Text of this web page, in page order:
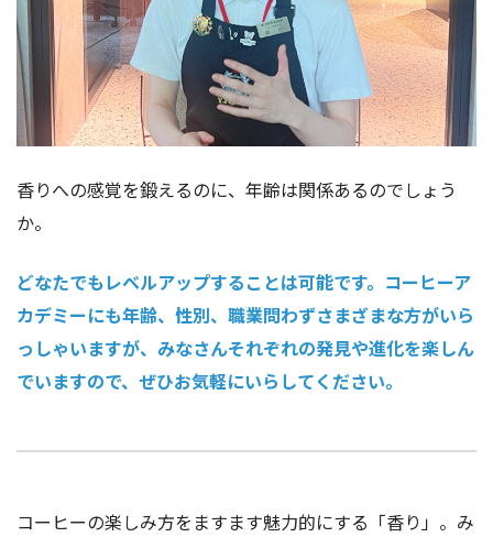
香りへの感覚を鍛えるのに、年齢は関係あるのでしょう
か。
どなたでもレベルアップすることは可能です。コーヒーア
カデミーにも年齢、性別、職業問わずさまざまな方がいら
っしゃいますが、みなさんそれぞれの発見や進化を楽しん
でいますので、ぜひお気軽にいらしてください。
コーヒーの楽しみ方をますます魅力的にする「香り」。み